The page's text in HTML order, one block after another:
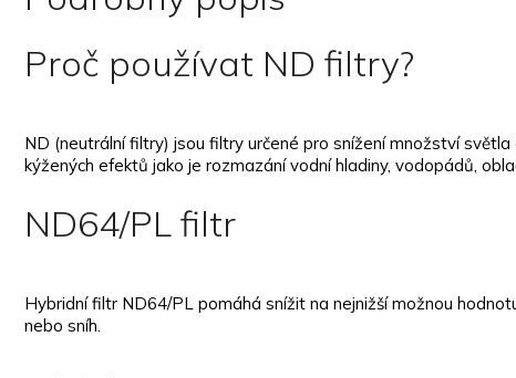
Proč používat ND filtry?
ND (neutrální filtry) jsou filtry určené pro snížení množství
kýžených efektů jako je rozmazání vodní hladiny, vodopádů,
ND64/PL filtr
Hybridní filtr ND64/PL pomáhá snížit na nejnižší možnou
nebo sníh.